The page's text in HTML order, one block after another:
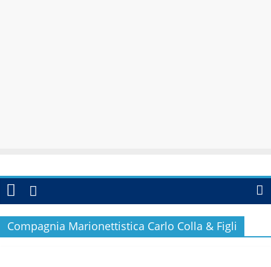
Compagnia Marionettistica Carlo Colla & Figli